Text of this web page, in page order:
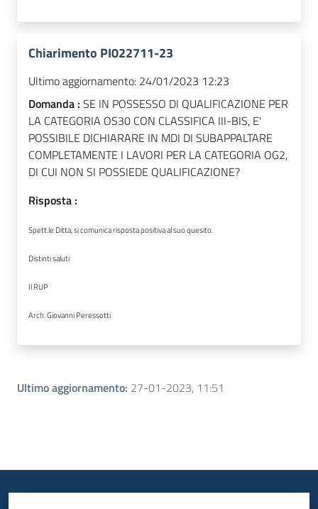
Chiarimento PI022711-23
Ultimo aggiornamento: 24/01/2023 12:23
Domanda : SE IN POSSESSO DI QUALIFICAZIONE PER
LA CATEGORIA OS30 CON CLASSIFICA III-BIS, E'
POSSIBILE DICHIARARE IN MDI DI SUBAPPALTARE
COMPLETAMENTE I LAVORI PER LA CATEGORIA OG2,
DI CUI NON SI POSSIEDE QUALIFICAZIONE?
Risposta :
Spett.le Ditta, si comunica risposta positiva al suo quesito.
Distinti saluti
Il RUP
Arch. Giovanni Peressotti
Ultimo aggiornamento: 27-01-2023, 11:51